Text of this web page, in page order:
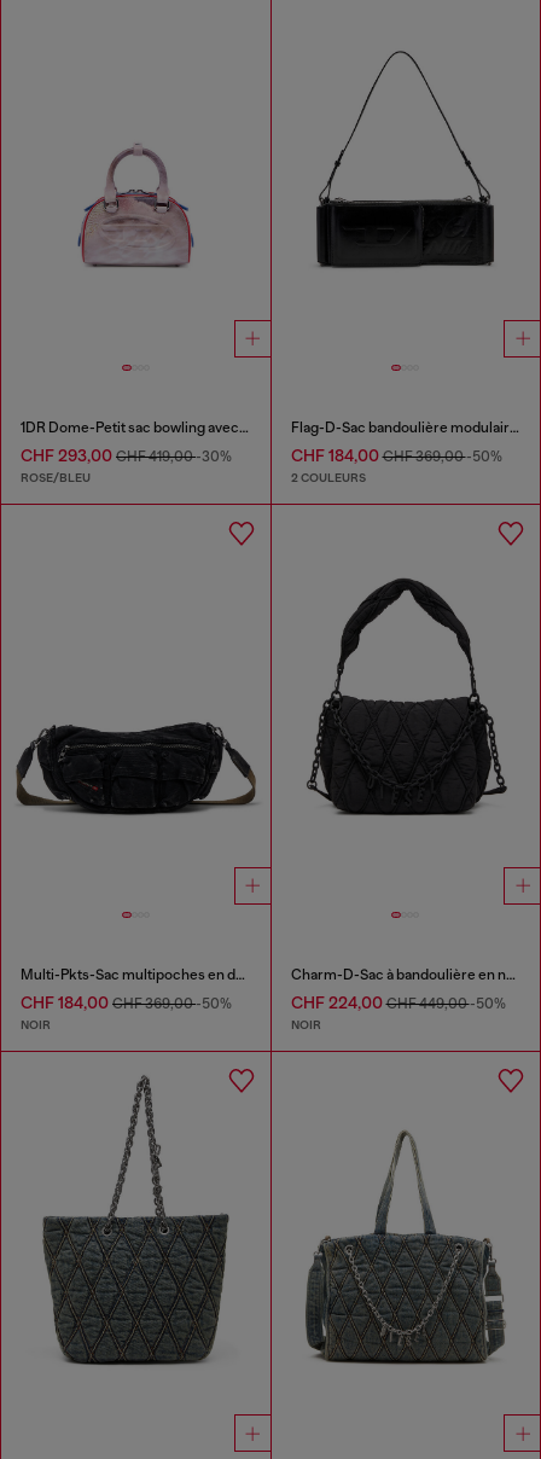
1DR Dome-Petit sac bowling avec imprimé animalier
CHF 293,00 CHF 419,00-30%
ROSE/BLEU
Flag-D-Sac bandoulière modulaire avec logo embossé
CHF 184,00CHF 369,00-50%
2 COULEURS
Multi-Pkts-Sac multipoches en denim délavé
CHF 184,00 CHF 369,00-50%
NOIR
Charm-D-Sac à bandoulière en nylon matelassé
CHF 224,00CHF 449,00-50%
NOIR